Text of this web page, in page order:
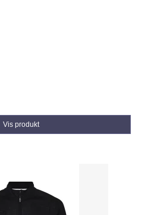
Vis produkt